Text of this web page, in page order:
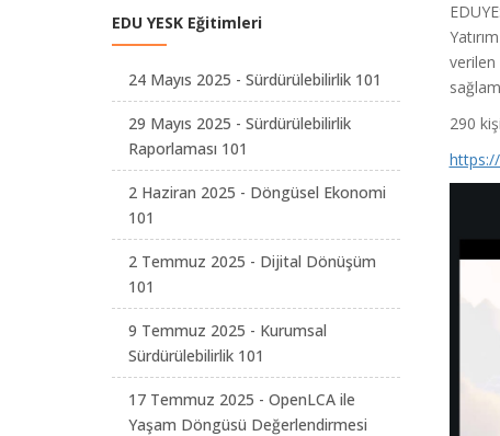
verilen
290
EDU YESK Eğitimleri
24 Mayıs 2025 - Sürdürülebilirlik 101
29 Mayıs 2025 - Sürdürülebilirlik
Raporlaması 101
2 Haziran 2025 - Döngüsel Ekonomi
101
2 Temmuz 2025 - Dijital Dönüşüm
101
9 Temmuz 2025 - Kurumsal
Sürdürülebilirlik 101
17 Temmuz 2025 - OpenLCA ile
Yaşam Döngüsü Değerlendirmesi